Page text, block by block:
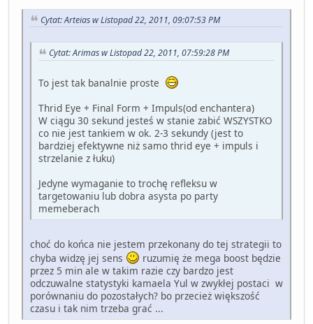
Cytat: Arteias w Listopad 22, 2011, 09:07:53 PM
Cytat: Arimas w Listopad 22, 2011, 07:59:28 PM
To jest tak banalnie proste
Thrid Eye + Final Form + Impuls(od enchantera)
W ciągu 30 sekund jesteś w stanie zabić WSZYSTKO
co nie jest tankiem w ok. 2-3 sekundy (jest to
bardziej efektywne niż samo thrid eye + impuls i
strzelanie z łuku)
Jedyne wymaganie to trochę refleksu w
targetowaniu lub dobra asysta po party
memeberach
choć do końca nie jestem przekonany do tej strategii to
chyba widzę jej sens
ruzumię że mega boost będzie
przez 5 min ale w takim razie czy bardzo jest
odczuwalne statystyki kamaela Yul w zwykłej postaci w
porównaniu do pozostałych? bo przecież większość
czasu i tak nim trzeba grać ...